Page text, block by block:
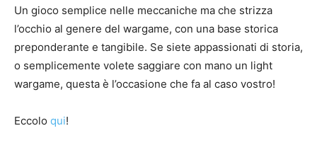
Un gioco semplice nelle meccaniche ma che strizza
l’occhio al genere del wargame, con una base storica
preponderante e tangibile. Se siete appassionati di storia,
o semplicemente volete saggiare con mano un light
wargame, questa è l’occasione che fa al caso vostro!
Eccolo qui!